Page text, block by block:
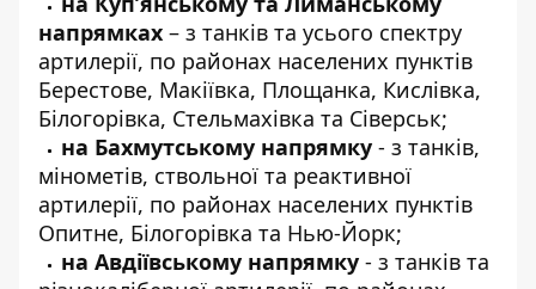
напрямках – з танків та усього спектру
артилерії, по районах населених пунктів
Берестове, Макіївка, Площанка, Кислівка,
Білогорівка, Стельмахівка та Сіверськ;
на Бахмутському напрямку - з танків,
мінометів, ствольної та реактивної
артилерії, по районах населених пунктів
Опитне, Білогорівка та Нью-Йорк;
на Авдіївському напрямку - з танків та